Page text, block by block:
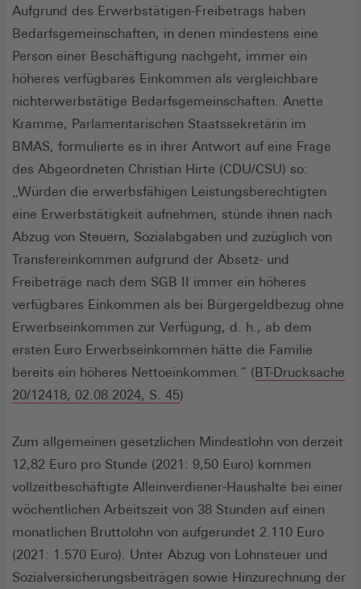
Aufgrund des Erwerbstätigen-Freibetrags haben
Bedarfsgemeinschaften, in denen mindestens eine
Person einer Beschäftigung nachgeht, immer ein
höheres verfügbares Einkommen als vergleichbare
nichterwerbstätige Bedarfsgemeinschaften. Anette
Kramme, Parlamentarischen Staatssekretärin im
BMAS, formulierte es in ihrer Antwort auf eine Frage
des Abgeordneten Christian Hirte (CDU/CSU) so:
„Würden die erwerbsfähigen Leistungsberechtigten
eine Erwerbstätigkeit aufnehmen, stünde ihnen nach
Abzug von Steuern, Sozialabgaben und zuzüglich von
Transfereinkommen aufgrund der Absetz- und
Freibeträge nach dem SGB II immer ein höheres
verfügbares Einkommen als bei Bürgergeldbezug ohne
Erwerbseinkommen zur Verfügung, d. h., ab dem
ersten Euro Erwerbseinkommen hätte die Familie
bereits ein höheres Nettoeinkommen.“ ( BT-Drucksache
20/12418, 02.08.2024, S. 45(Öffnet
einem
neuen
Fenster)
)
Zum allgemeinen gesetzlichen Mindestlohn von derzeit
12,82 Euro pro Stunde (2021: 9,50 Euro) kommen
vollzeitbeschäftigte Alleinverdiener-Haushalte bei einer
wöchentlichen Arbeitszeit von 38 Stunden auf einen
monatlichen Bruttolohn von aufgerundet 2.110 Euro
(2021: 1.570 Euro). Unter Abzug von Lohnsteuer und
Sozialversicherungsbeiträgen sowie Hinzurechnung der